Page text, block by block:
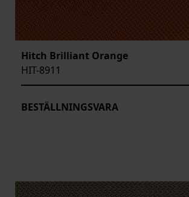
Hitch Brilliant Orange
HIT-8911
BESTÄLLNINGSVARA